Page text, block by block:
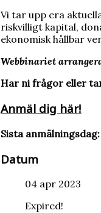
Vi tar upp era
riskvilligt kapital,
ekonomisk hållbar
Webbinariet
Har ni frågor eller
Anmäl dig här!
Sista anmälningsdag:
Datum
04 apr 2023
Expired!